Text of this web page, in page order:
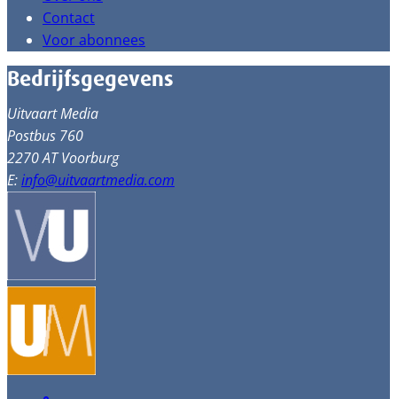
Contact
Voor abonnees
Bedrijfsgegevens
Uitvaart Media
Postbus 760
2270 AT Voorburg
E:info@uitvaartmedia.com